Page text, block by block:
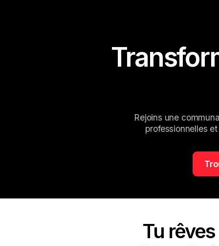
Rejoins une
professionnelles
Tu